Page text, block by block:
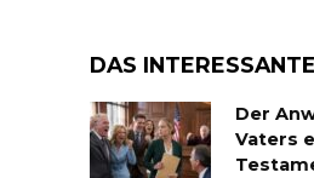
DAS
Der
Vaters